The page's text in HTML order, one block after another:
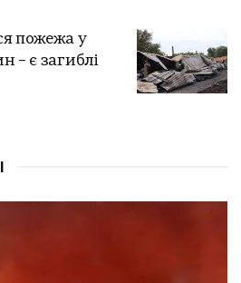
пожежа у
– є загиблі